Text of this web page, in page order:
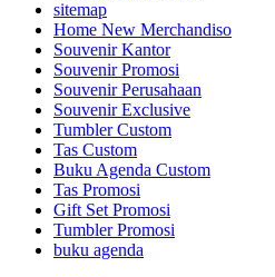
sitemap
Home New Merchandiso
Souvenir Kantor
Souvenir Promosi
Souvenir Perusahaan
Souvenir Exclusive
Tumbler Custom
Tas Custom
Buku Agenda Custom
Tas Promosi
Gift Set Promosi
Tumbler Promosi
buku agenda